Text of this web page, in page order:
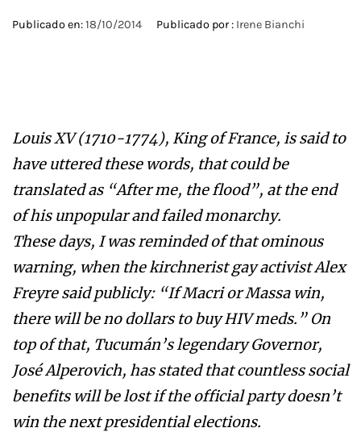
Publicado en:18/10/2014 Publicado por : Irene Bianchi
Louis XV (1710-1774), King of France, is said to
have uttered these words, that could be
translated as “After me, the flood”, at the end
of his unpopular and failed monarchy.
These days, I was reminded of that ominous
warning, when the kirchnerist gay activist Alex
Freyre said publicly: “If Macri or Massa win,
there will be no dollars to buy HIV meds.” On
top of that, Tucumán’s legendary Governor,
José Alperovich, has stated that countless social
benefits will be lost if the official party doesn’t
win the next presidential elections.